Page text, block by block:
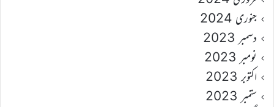
جنوری 2024
دسمبر 2023
نومبر 2023
اکتوبر 2023
ستمبر 2023